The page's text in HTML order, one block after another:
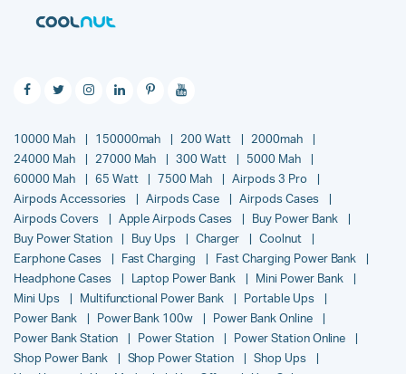
10000 Mah 150000mah 200 Watt
2000mah
24000 Mah
27000 Mah 300 Watt
5000 Mah
60000 Mah
65 Watt 7500 Mah
Airpods 3 Pro
Airpods Accessories
Airpods Case
Airpods Cases
Airpods Covers
Apple Airpods Cases
Buy Power Bank
Buy Power Station
Buy Ups Charger
Coolnut
Earphone Cases
Fast Charging
Fast Charging Power Bank
Headphone Cases
Laptop Power Bank
Mini Power Bank
Mini Ups
Multifunctional Power Bank
Portable Ups
Power Bank
Power Bank 100w
Power Bank Online
Power Bank Station
Power Station
Power Station Online
Shop Power Bank
Shop Power Station
Shop Ups